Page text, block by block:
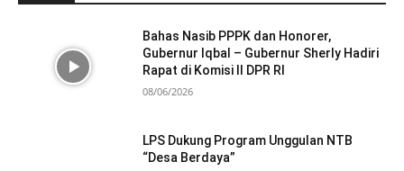
Bahas Nasib PPPK dan Honorer,
Gubernur Iqbal – Gubernur Sherly Hadiri
Rapat di Komisi II DPR RI
08/06/2026
LPS Dukung Program Unggulan NTB
“Desa Berdaya”